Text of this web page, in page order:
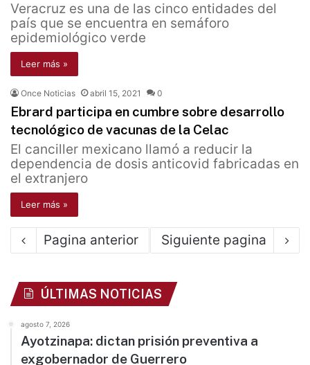
Veracruz es una de las cinco entidades del
país que se encuentra en semáforo
epidemiológico verde
Leer más »
Once Noticias abril 15, 2021 0
Ebrard participa en cumbre sobre desarrollo
tecnológico de vacunas de la Celac
El canciller mexicano llamó a reducir la
dependencia de dosis anticovid fabricadas en
el extranjero
Leer más »
Pagina anterior Siguiente pagina
ÚLTIMAS NOTICIAS
agosto 7, 2026
Ayotzinapa: dictan prisión preventiva a
exgobernador de Guerrero